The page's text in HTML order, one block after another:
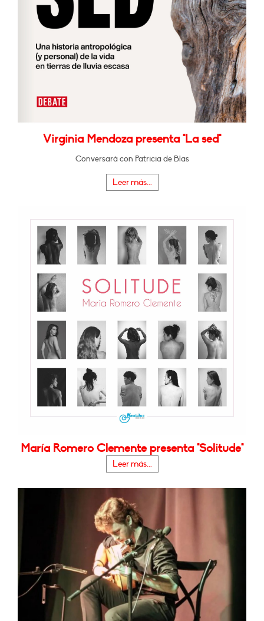
Virginia Mendoza presenta "La sed"
Conversará con Patricia de Blas
Leer más...
María Romero Clemente presenta "Solitude"
Leer más...